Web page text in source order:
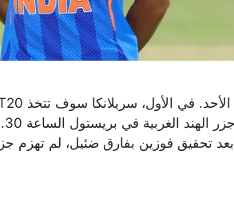
بعد تحقيق فوزين بفارق ضئيل، لم تهزم